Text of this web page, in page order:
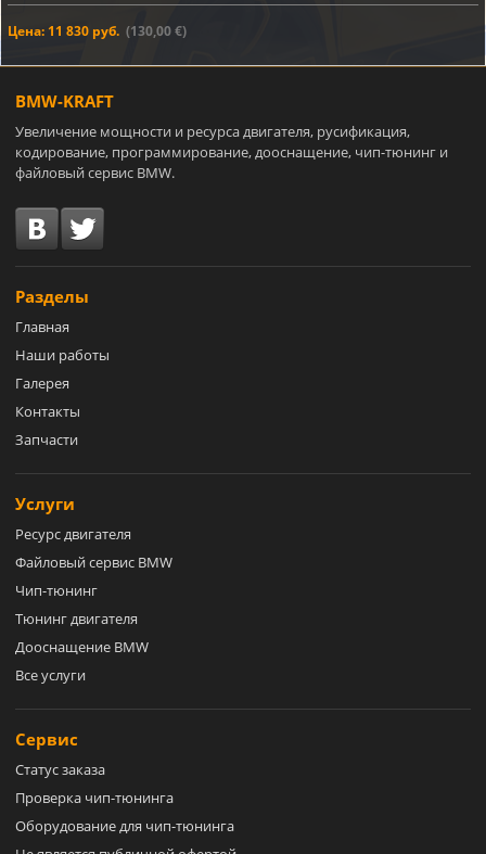
Цена: 11 830 руб. (130,00 €)
BMW-KRAFT
Увеличение мощности и ресурса двигателя, русификация,
кодирование, программирование, дооснащение, чип-тюнинг и
файловый сервис BMW.
Разделы
Главная
Наши работы
Галерея
Контакты
Запчасти
Услуги
Ресурс двигателя
Файловый сервис BMW
Чип-тюнинг
Тюнинг двигателя
Дооснащение BMW
Все услуги
Сервис
Статус заказа
Проверка чип-тюнинга
Оборудование для чип-тюнинга